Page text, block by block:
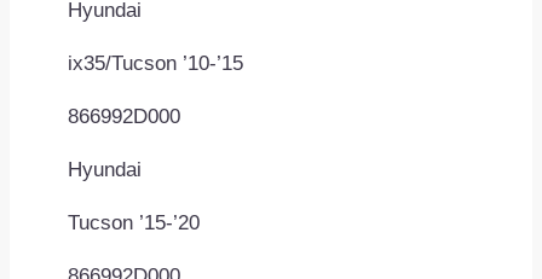
Hyundai
ix35/Tucson ’10-’15
866992D000
Hyundai
Tucson ’15-’20